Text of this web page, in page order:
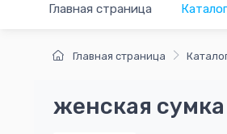
Главная страница Каталог
Главная страница
женская сумка